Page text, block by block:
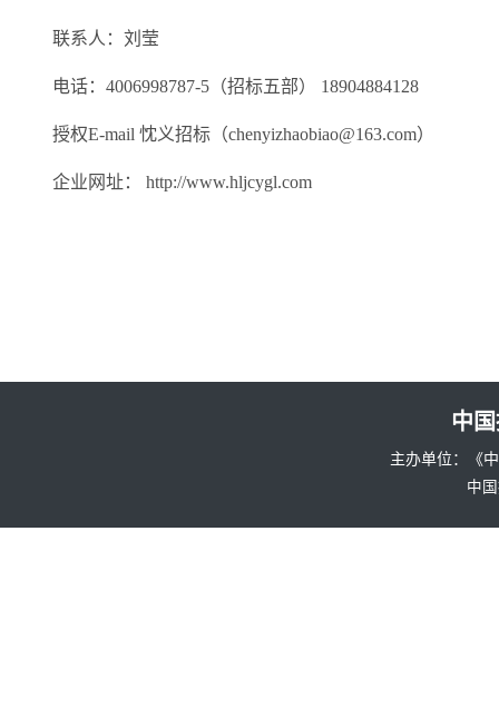
联系人：刘莹
电话： 4006998787-5 （招标五部） 18904884128
授权E-mail 忱义招标（chenyizhaobiao@163.com）
企业网址： http://www.hljcygl.com
中
主办单位：《
中